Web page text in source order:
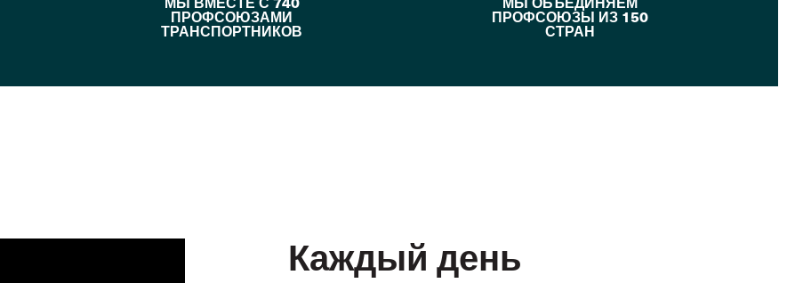
ПРОФСОЮЗАМИ
ТРАНСПОРТНИКОВ
ПРОФСОЮЗЫ ИЗ 150
СТРАН
Каждый день